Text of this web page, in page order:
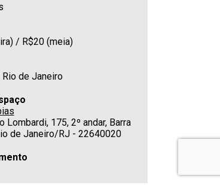
/ R$20 (meia)
de Janeiro
Lombardi, 175, 2º andar, Barra
de Janeiro/RJ - 22640020